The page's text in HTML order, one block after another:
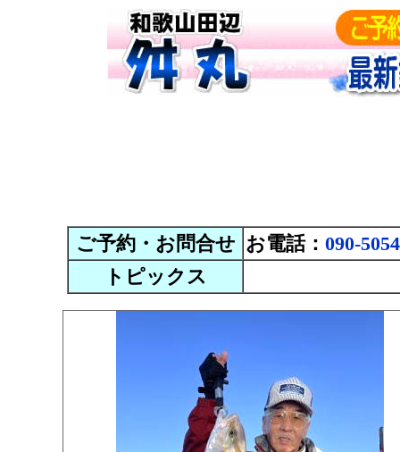
ご予約・お問合せ お電話： 090-
トピックス